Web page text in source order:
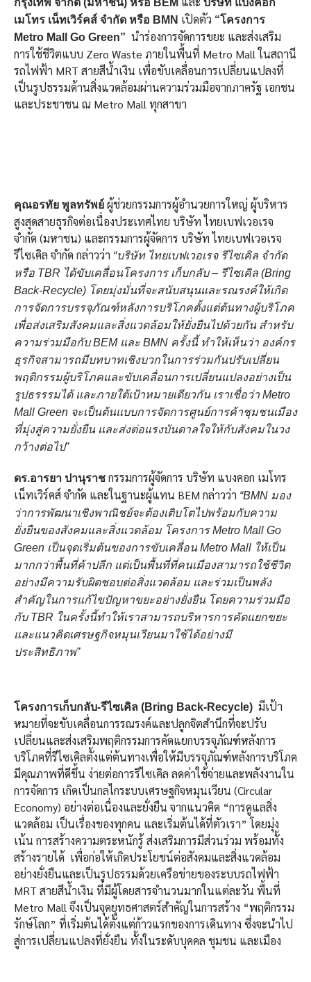
กรุงเทพ จำกัด (มหาชน) หรือ BEM
บริษัท แบงคอก
เมโทร เน็ทเวิร์คส์ จำกัด หรือ BMN เปิดตัว “โครงการ
Metro Mall Go Green” นำร่องการจัดการขยะ และส่งเสริม
การใช้ชีวิตแบบ Zero Waste ภายในพื้นที่ Metro Mall ในสถานี
รถไฟฟ้า MRT สายสีน้ำเงิน เพื่อขับเคลื่อนการเปลี่ยนแปลงที่
เป็นรูปธรรมด้านสิ่งแวดล้อมผ่านความร่วมมือจากภาครัฐ เอกชน
และประชาชน ณ Metro Mall ทุกสาขา
คุณอรทัย พูลทรัพย์ ผู้ช่วยกรรมการผู้อำนวยการใหญ่ ผู้บริหาร
สูงสุดสายธุรกิจต่อเนื่องประเทศไทย บริษัท ไทยเบฟเวอเรจ
จำกัด (มหาชน) และกรรมการผู้จัดการ บริษัท ไทยเบฟเวอเรจ
รีไซเคิล จำกัด กล่าวว่า “บริษัท ไทยเบฟเวอเรจ รีไซเคิล จำกัด
หรือ TBR ได้ขับเคลื่อนโครงการ เก็บกลับ – รีไซเคิล (Bring
Back-Recycle) โดยมุ่งมั่นที่จะสนับสนุนและรณรงค์ให้เกิด
การจัดการบรรจุภัณฑ์หลังการบริโภคตั้งแต่ต้นทางผู้บริโภค
เพื่อส่งเสริมสังคมและสิ่งแวดล้อมให้ยั่งยืนไปด้วยกัน สำหรับ
ความร่วมมือกับBEM และ BMN ครั้งนี้ ทำให้เห็นว่า องค์กร
ธุรกิจสามารถมีบทบาทเชิงบวกในการร่วมกันปรับเปลี่ยน
พฤติกรรมผู้บริโภคและขับเคลื่อนการเปลี่ยนแปลงอย่างเป็น
รูปธรรรมได้ และภายใต้เป้าหมายเดียวกัน เราเชื่อว่า Metro
Mall Green จะเป็นต้นแบบการจัดการศูนย์การค้าชุมชนเมือง
ที่มุ่งสู่ความยั่งยืน และส่งต่อแรงบันดาลใจให้กับสังคมในวง
กว้างต่อไป”
ดร.อารยา ปานุราช กรรมการผู้จัดการ บริษัท แบงคอก เมโทร
เน็ทเวิร์คส์ จำกัด และในฐานะผู้แทน BEM กล่าวว่า “BMN มอง
ว่าการพัฒนาเชิงพาณิชย์จะต้องเติบโตไปพร้อมกับความ
ยั่งยืนของสังคมและสิ่งแวดล้อม โครงการMetro Mall Go
Green เป็นจุดเริ่มต้นของการขับเคลื่อน Metro Mall ให้เป็น
มากกว่าพื้นที่ค้าปลีก แต่เป็นพื้นที่ที่คนเมืองสามารถใช้ชีวิต
อย่างมีความรับผิดชอบต่อสิ่งแวดล้อม และร่วมเป็นพลัง
สำคัญในการแก้ไขปัญหาขยะอย่างยั่งยืน โดยความร่วมมือ
กับTBR ในครั้งนี้ทำให้เราสามารถบริหารการคัดแยกขยะ
และแนวคิดเศรษฐกิจหมุนเวียนมาใช้ได้อย่างมี
ประสิทธิภาพ”
โครงการเก็บกลับ-รีไซเคิล (Bring Back-Recycle) มีเป้า
หมายที่จะขับเคลื่อนการรณรงค์และปลูกจิตสำนึกที่จะปรับ
เปลี่ยนและส่งเสริมพฤติกรรมการคัดแยกบรรจุภัณฑ์หลังการ
บริโภคที่รีไซเคิลตั้งแต่ต้นทางเพื่อให้มีบรรจุภัณฑ์หลังการบริโภค
มีคุณภาพที่ดีขึ้น ง่ายต่อการรีไซเคิล ลดค่าใช้จ่ายและพลังงานใน
การจัดการ เกิดเป็นกลไกระบบเศรษฐกิจหมุนเวียน (Circular
Economy) อย่างต่อเนื่องและยั่งยืน จากแนวคิด “การดูแลสิ่ง
แวดล้อม เป็นเรื่องของทุกคน และเริ่มต้นได้ที่ตัวเรา” โดยมุ่ง
เน้น การสร้างความตระหนักรู้ ส่งเสริมการมีส่วนร่วม พร้อมทั้ง
สร้างรายได้ เพื่อก่อให้เกิดประโยชน์ต่อสังคมและสิ่งแวดล้อม
อย่างยั่งยืนและเป็นรูปธรรมด้วยเครือข่ายของระบบรถไฟฟ้า
MRT สายสีน้ำเงิน ที่มีผู้โดยสารจำนวนมากในแต่ละวัน พื้นที่
Metro Mall จึงเป็นจุดยุทธศาสตร์สำคัญในการสร้าง “พฤติกรรม
รักษ์โลก” ที่เริ่มต้นได้ตั้งแต่ก้าวแรกของการเดินทาง ซึ่งจะนำไป
สู่การเปลี่ยนแปลงที่ยั่งยืน ทั้งในระดับบุคคล ชุมชน และเมือง